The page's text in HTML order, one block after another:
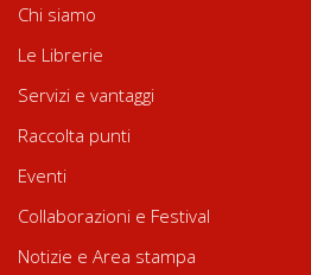
Chi siamo
Le Librerie
Servizi e vantaggi
Raccolta punti
Eventi
Collaborazioni e Festival
Notizie e Area stampa